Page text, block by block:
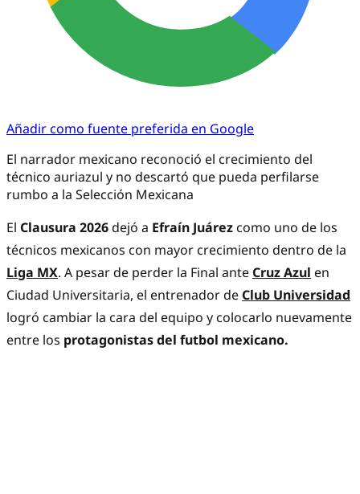
Añadir como fuente preferida en Google
El narrador mexicano reconoció el crecimiento del
técnico auriazul y no descartó que pueda perfilarse
rumbo a la Selección Mexicana
El Clausura 2026dejó a Efraín Juárez como uno de los
técnicos mexicanos con mayor crecimiento dentro de la
Liga MX. A pesar de perder la Final ante Cruz Azul en
Ciudad Universitaria, el entrenador de Club Universidad
logró cambiar la cara del equipo y colocarlo nuevamente
entre los protagonistas del futbol mexicano.